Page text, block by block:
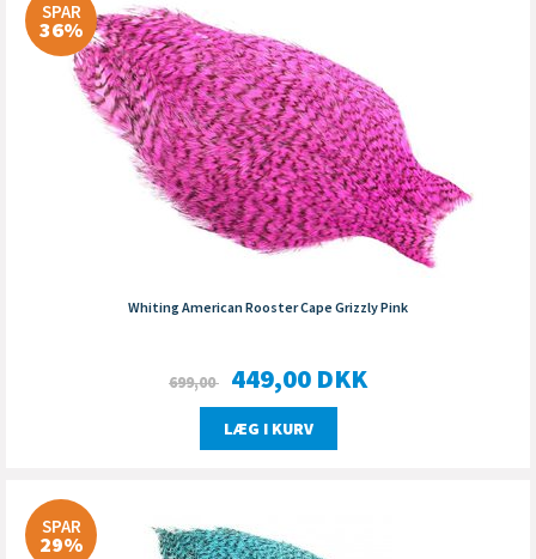
SPAR
36%
Whiting American Rooster Cape Grizzly Pink
699,00 449,00 DKK
LÆG I KURV
SPAR
29%